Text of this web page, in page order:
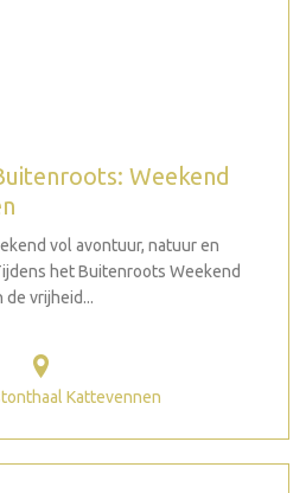
Weekend
vol avontuur, natuur en
het Buitenroots Weekend
vrijheid...
Kattevennen